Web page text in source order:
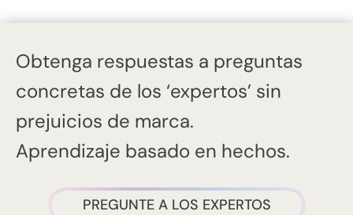
Obtenga respuestas a preguntas
concretas de los ‘expertos’ sin
prejuicios de marca.
Aprendizaje basado en hechos.
PREGUNTE A LOS EXPERTOS